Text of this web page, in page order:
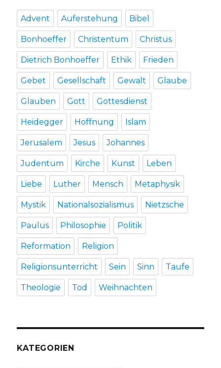
Advent Auferstehung Bibel
Bonhoeffer Christentum Christus
Dietrich Bonhoeffer Ethik Frieden
Gebet Gesellschaft Gewalt Glaube
Glauben Gott Gottesdienst
Heidegger Hoffnung Islam
Jerusalem Jesus Johannes
Judentum Kirche Kunst Leben
Liebe Luther Mensch Metaphysik
Mystik Nationalsozialismus Nietzsche
Paulus Philosophie Politik
Reformation Religion
Religionsunterricht Sein Sinn Taufe
Theologie Tod Weihnachten
KATEGORIEN